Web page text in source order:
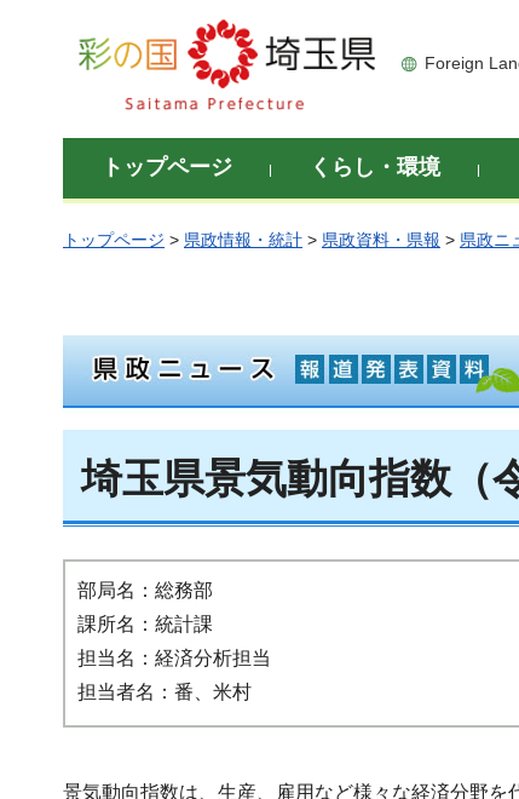
彩の国 埼玉県
Foreign
トップページ くらし・環境
トップページ > 県政情報・統計 > 県政資料・県報 > 県政ニ
埼玉県景気動向指数（
部局名：総務部
課所名：統計課
担当名：経済分析担当
担当者名：番、米村
景気動向指数は、生産、雇用など様々な経済分野